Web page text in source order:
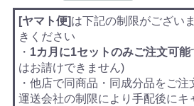
[ヤマト便]は下記の制限がござい
きください
・ 1カ月に1セットのみご注文可能
はお請けできません)
・他店で同商品・同成分品をご注
運送会社の制限により手配後にキ